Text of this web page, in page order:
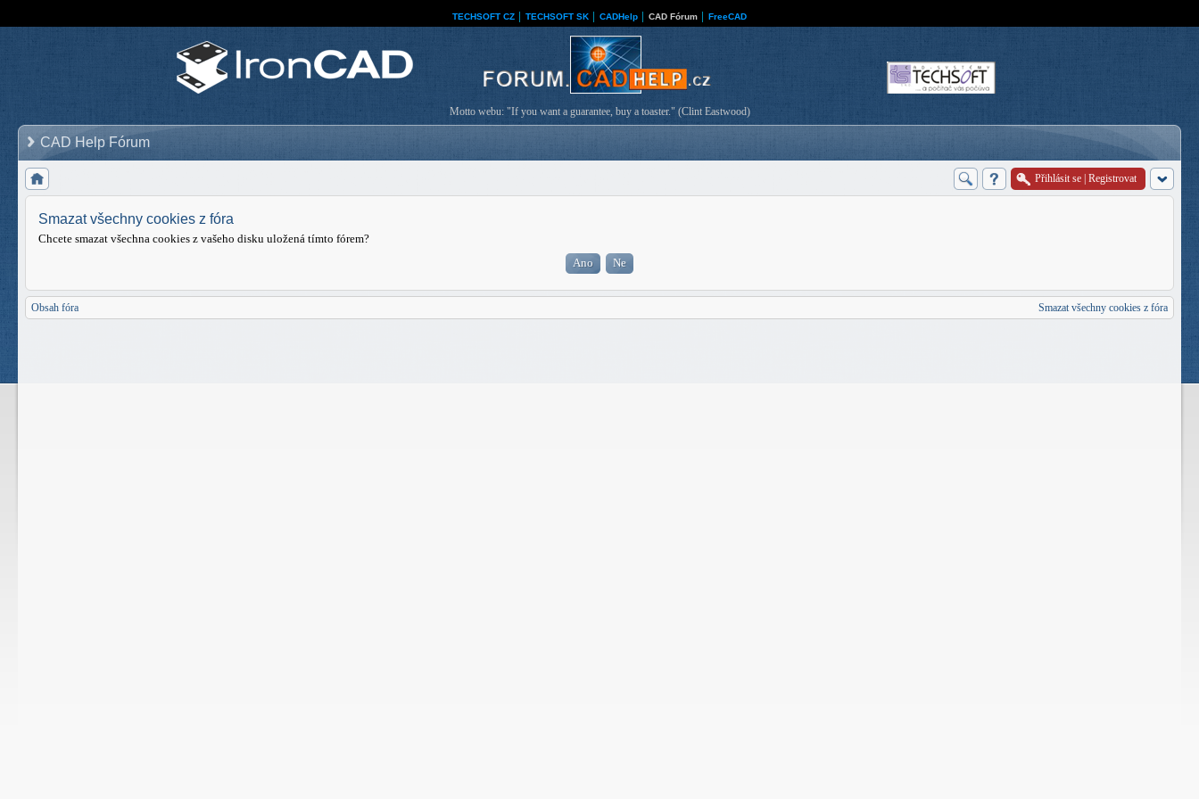
TECHSOFT CZ TECHSOFT SK CADHelp CAD Fórum FreeCAD
Motto webu: "If you want a guarantee, buy a toaster." (Clint Eastwood)
CAD Help Fórum
Přihlásit se Registrovat
Smazat všechny cookies z fóra
Chcete smazat všechna cookies z vašeho disku uložená tímto fórem?
Obsah fóra Smazat všechny cookies z fóra